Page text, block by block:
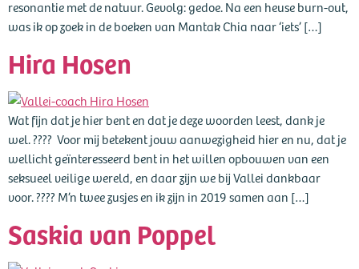
resonantie met de natuur. Gevolg: gedoe. Na een heuse burn-out,
was ik op zoek in de boeken van Mantak Chia naar ‘iets’ […]
Hira Hosen
Wat fijn dat je hier bent en dat je deze woorden leest, dank je
wel. ???? Voor mij betekent jouw aanwezigheid hier en nu, dat je
wellicht geïnteresseerd bent in het willen opbouwen van een
seksueel veilige wereld, en daar zijn we bij Vallei dankbaar
voor. ???? M’n twee zusjes en ik zijn in 2019 samen aan […]
Saskia van Poppel